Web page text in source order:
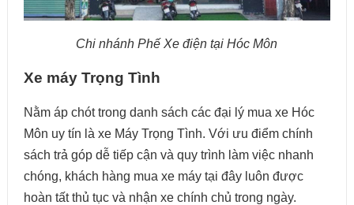
Chi nhánh Phế Xe điện tại Hóc Môn
Xe máy Trọng Tình
Nằm áp chót trong danh sách các đại lý mua xe Hóc
Môn uy tín là xe Máy Trọng Tình. Với ưu điểm chính
sách trả góp dễ tiếp cận và quy trình làm việc nhanh
chóng, khách hàng mua xe máy tại đây luôn được
hoàn tất thủ tục và nhận xe chính chủ trong ngày.